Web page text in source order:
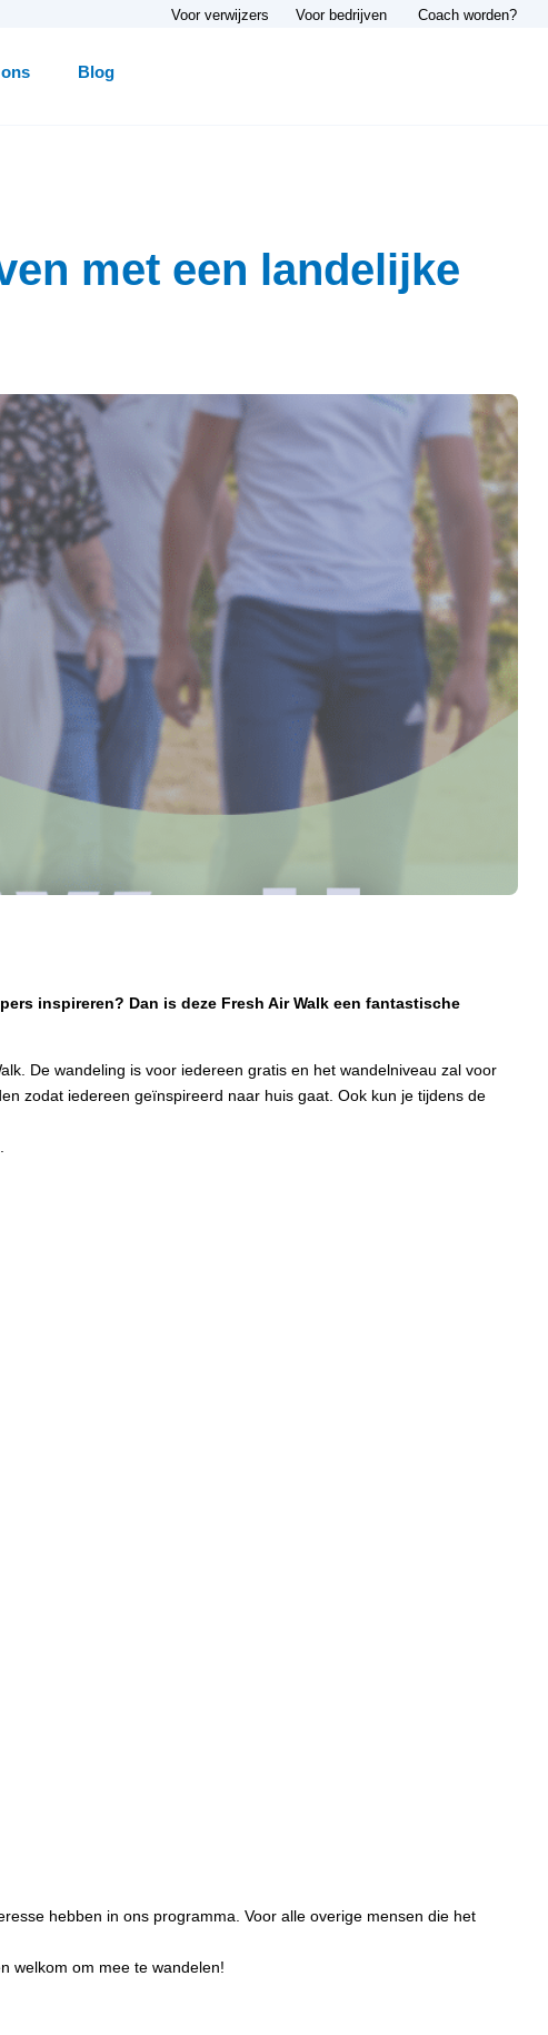
Voor verwijzers Voor bedrijven Coach worden?
Blog
met een landelijke
inspireren? Dan is deze Fresh Air Walk een fantastische
De wandeling is voor iedereen gratis en het wandelniveau zal voor
zodat iedereen geïnspireerd naar huis gaat. Ook kun je tijdens de
hebben in ons programma. Voor alle overige mensen die het
welkom om mee te wandelen!